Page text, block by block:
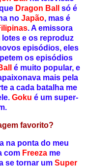
Dragon Ball
só é
no Japão, mas é
. A emissora
e os reproduz
episódios, eles
os episódios
é muito popular, e
mais pela
a cada batalha me
Goku é um super-
favorito?
na ponta do meu
com Freezame
se tornar um Super